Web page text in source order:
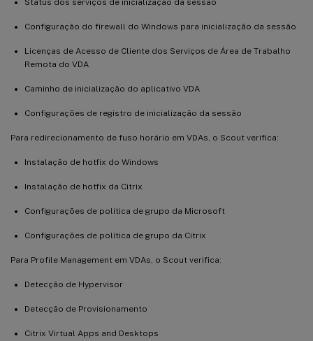
Configuração do firewall do Windows para inicialização da sessão
Licenças de Acesso de Cliente dos Serviços de Área de Trabalho
Remota do VDA
Caminho de inicialização do aplicativo VDA
Configurações de registro de inicialização da sessão
Para redirecionamento de fuso horário em VDAs, o Scout verifica:
Instalação de hotfix do Windows
Instalação de hotfix da Citrix
Configurações de política de grupo da Microsoft
Configurações de política de grupo da Citrix
Para Profile Management em VDAs, o Scout verifica:
Detecção de Hypervisor
Detecção de Provisionamento
Citrix Virtual Apps and Desktops